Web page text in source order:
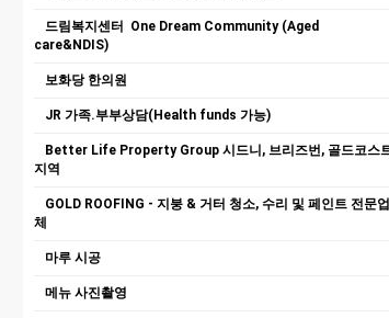
드림복지센터 One Dream Community (Aged
care&NDIS)
보화당 한의원
JR 가족.부부상담(Health funds 가능)
Better Life Property Group 시드니, 브리즈번, 골드코스
지역
GOLD ROOFING - 지붕 & 거터 청소, 수리 및 페인트 전문
체
마루 시공
메뉴 사진촬영